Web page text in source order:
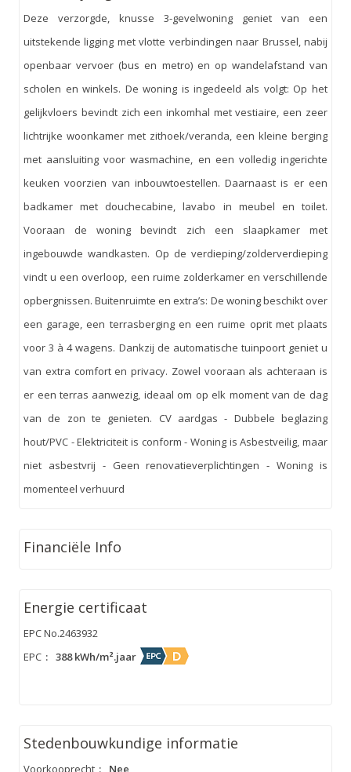
Deze verzorgde, knusse 3-gevelwoning geniet van een
uitstekende ligging met vlotte verbindingen naar Brussel, nabij
openbaar vervoer (bus en metro) en op wandelafstand van
scholen en winkels. De woning is ingedeeld als volgt: Op het
gelijkvloers bevindt zich een inkomhal met vestiaire, een zeer
lichtrijke woonkamer met zithoek/veranda, een kleine berging
met aansluiting voor wasmachine, en een volledig ingerichte
keuken voorzien van inbouwtoestellen. Daarnaast is er een
badkamer met douchecabine, lavabo in meubel en toilet.
Vooraan de woning bevindt zich een slaapkamer met
ingebouwde wandkasten. Op de verdieping/zolderverdieping
vindt u een overloop, een ruime zolderkamer en verschillende
opbergnissen. Buitenruimte en extra’s: De woning beschikt over
een garage, een terrasberging en een ruime oprit met plaats
voor 3 à 4 wagens. Dankzij de automatische tuinpoort geniet u
van extra comfort en privacy. Zowel vooraan als achteraan is
er een terras aanwezig, ideaal om op elk moment van de dag
van de zon te genieten. CV aardgas - Dubbele beglazing
hout/PVC - Elektriciteit is conform - Woning is Asbestveilig, maar
niet asbestvrij - Geen renovatieverplichtingen - Woning is
momenteel verhuurd
Financiële Info
Energie certificaat
EPC No.2463932
EPC : 388 kWh/m².jaar
Stedenbouwkundige informatie
Voorkooprecht : Nee